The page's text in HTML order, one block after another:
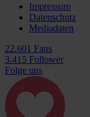
Impressum
Datenschutz
Mediadaten
22.601 Fans
3.415 Follower
Folge uns